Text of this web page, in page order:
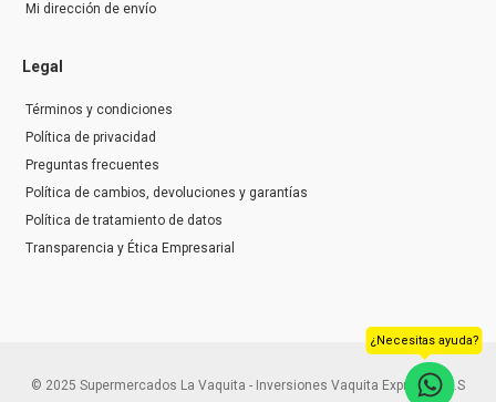
Mi dirección de envío
Legal
Términos y condiciones
Política de privacidad
Preguntas frecuentes
Política de cambios, devoluciones y garantías
Política de tratamiento de datos
Transparencia y Ética Empresarial
© 2025 Supermercados La Vaquita - Inversiones Vaquita Express S.A.S
¿Necesitas ayuda?